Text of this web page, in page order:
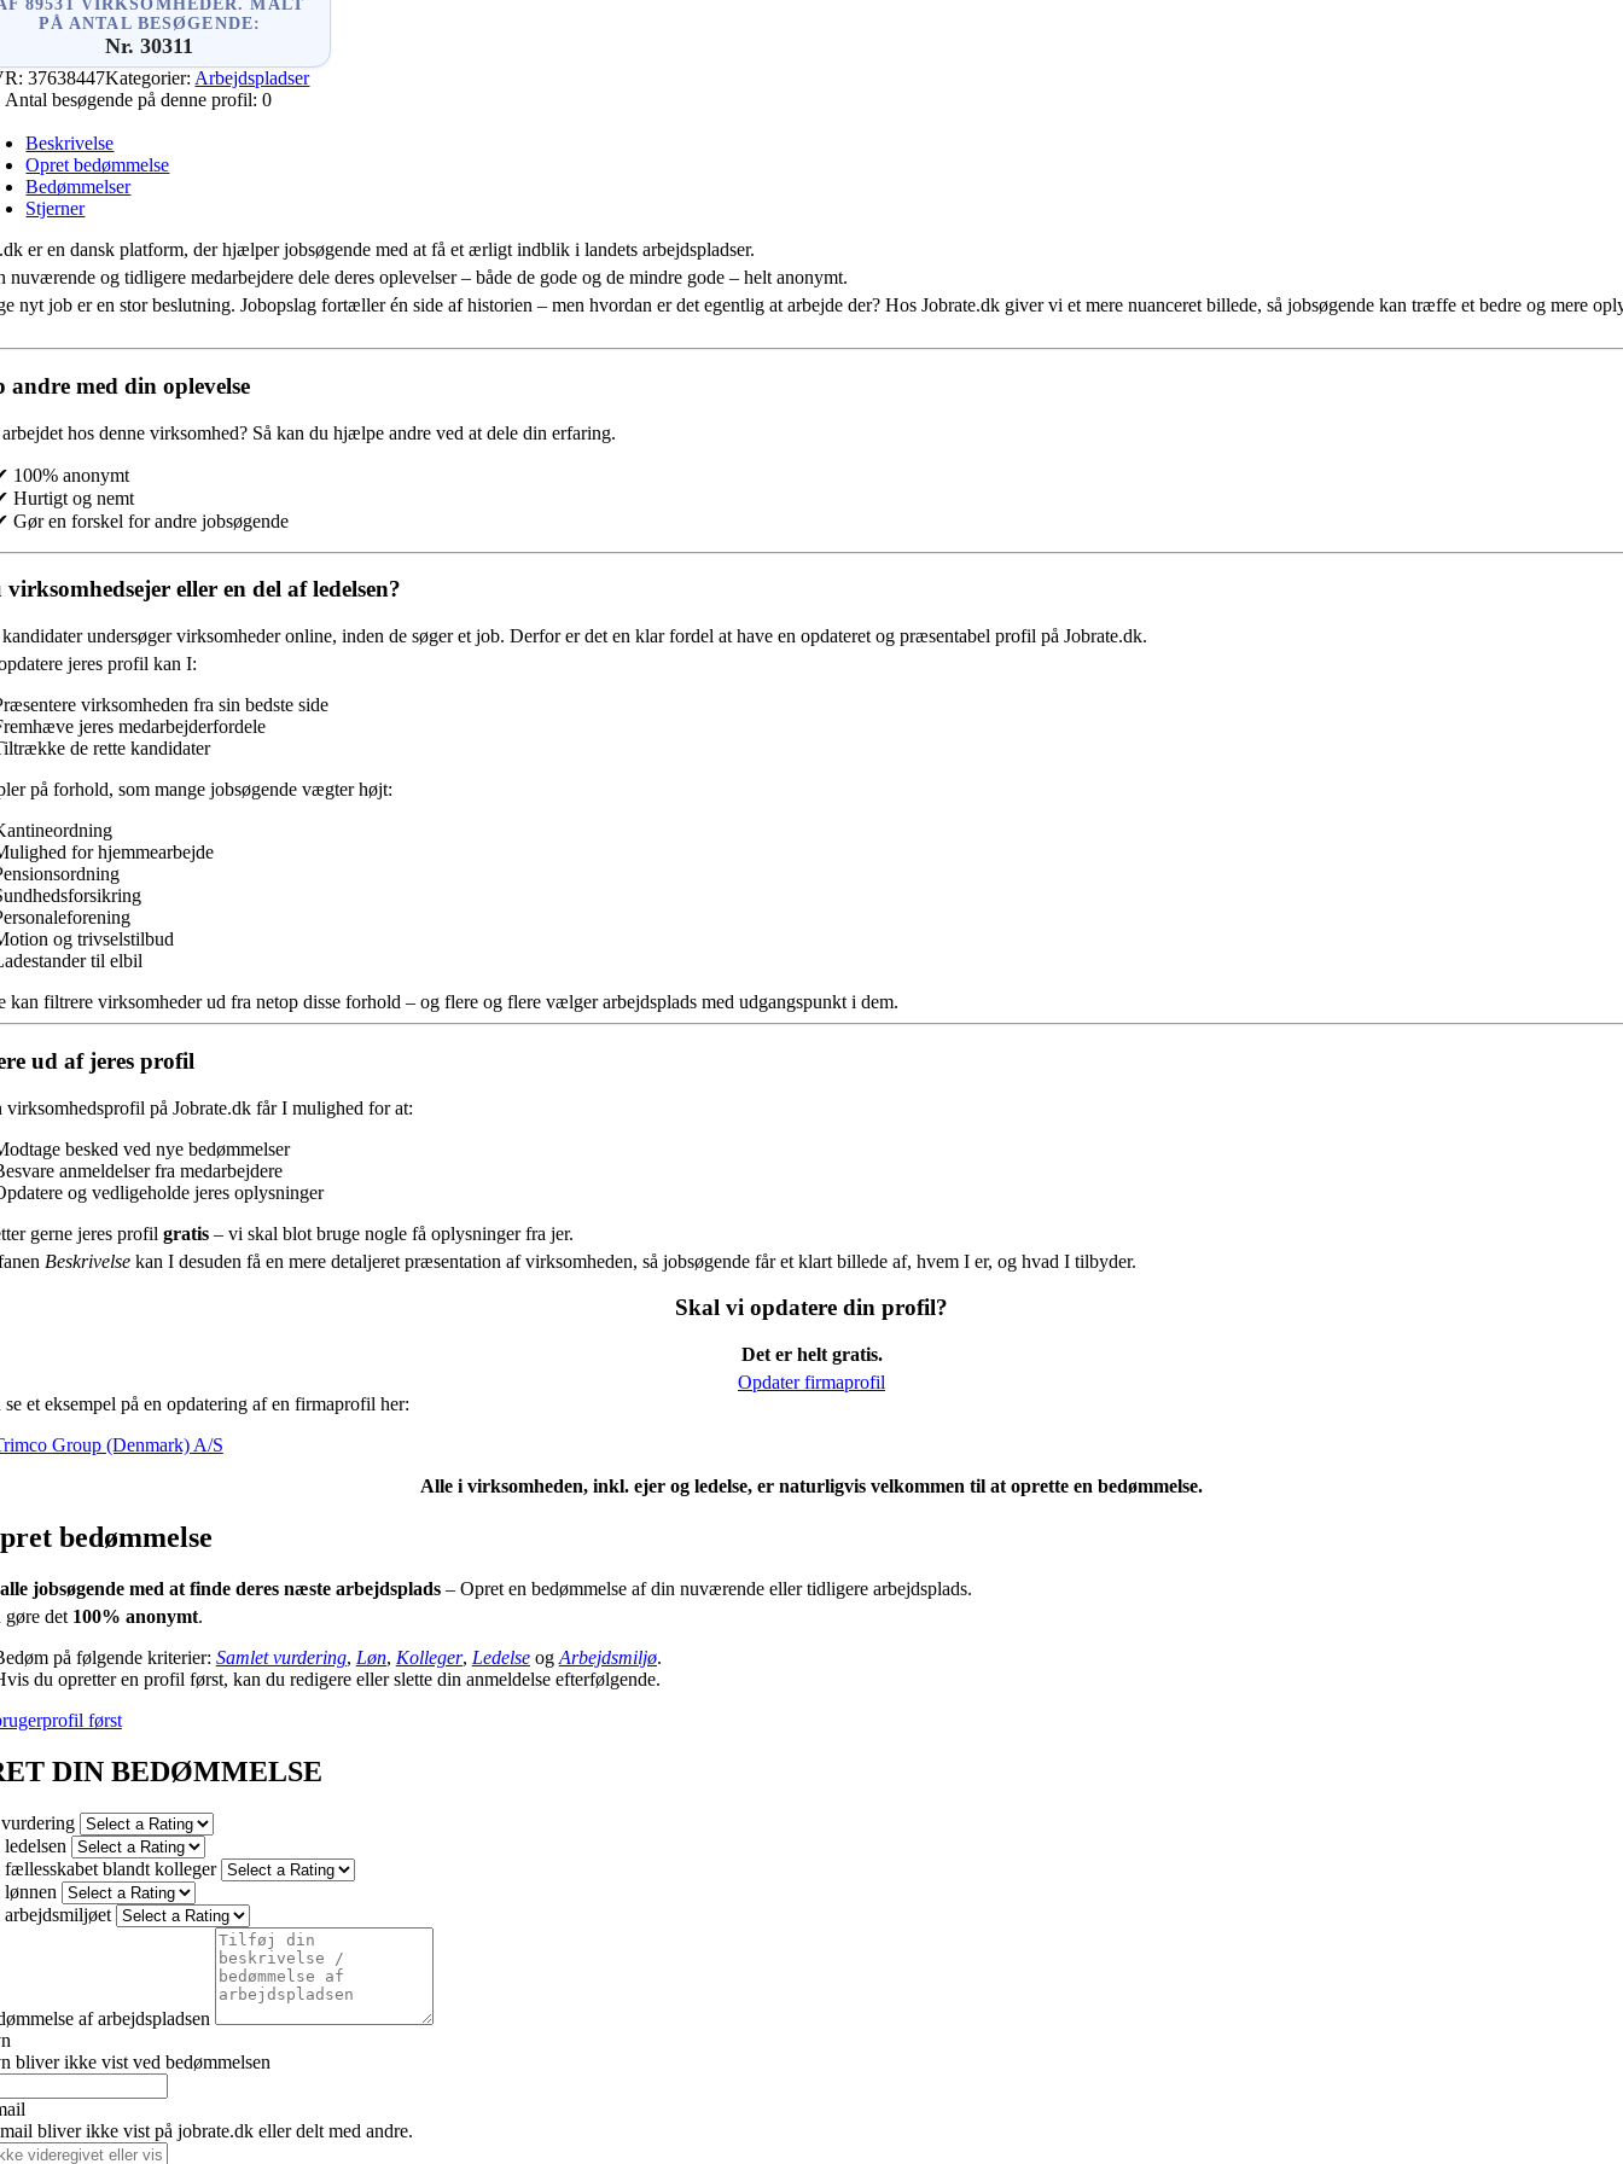
89531 VIRKSOMHEDER. MÅLT
PÅ ANTAL BESØGENDE:
Nr. 30311
37638447Kategorier: Arbejdspladser
Antal besøgende på denne profil: 0
Beskrivelse
Opret bedømmelse
Bedømmelser
Stjerner
er en dansk platform, der hjælper jobsøgende med at få et ærligt indblik i landets arbejdspladser.
nuværende og tidligere medarbejdere dele deres oplevelser – både de gode og de mindre gode – helt anonymt.
nyt job er en stor beslutning. Jobopslag fortæller én side af historien – men hvordan er det egentlig at arbejde der? Hos Jobrate.dk giver vi et mere nuanceret billede, så jobsøgende kan træffe et bedre og mere
med din oplevelse
hos denne virksomhed?Så kan du hjælpe andre ved at dele din erfaring.
100% anonymt
Hurtigt og nemt
Gør en forskel for andre jobsøgende
eller en del af ledelsen?
undersøger virksomheder online, inden de søger et job. Derfor er det en klar fordel at have en opdateret og præsentabel profil på Jobrate.dk.
jeres profil kan I:
virksomheden fra sin bedste side
jeres medarbejderfordele
de rette kandidater
på forhold, som mange jobsøgende vægter højt:
for hjemmearbejde
og trivselstilbud
til elbil
kan filtrere virksomheder ud fra netop disse forhold – og flere og flere vælger arbejdsplads med udgangspunkt i dem.
ud af jeres profil
virksomhedsprofil på Jobrate.dk får I mulighed for at:
besked ved nye bedømmelser
anmeldelser fra medarbejdere
og vedligeholde jeres oplysninger
gerne jeres profil gratis– vi skal blot bruge nogle få oplysninger fra jer.
Beskrivelsekan I desuden få en mere detaljeret præsentation af virksomheden, så jobsøgende får et klart billede af, hvem I er, og hvad I tilbyder.
Skal vi opdatere din profil?
Det er helt gratis.
Opdater firmaprofil
et eksempel på en opdatering af en firmaprofil her:
Group (Denmark) A/S
Alle i virksomheden, inkl. ejer og ledelse, er naturligvis velkommen til at oprette en bedømmelse.
bedømmelse
jobsøgende med at finde deres næste arbejdsplads– Opret en bedømmelse af din nuværende eller tidligere arbejdsplads.
det100% anonymt.
på følgende kriterier: Samlet vurdering, Løn, Kolleger, Ledelseog Arbejdsmiljø.
du opretter en profil først, kan du redigere eller slette din anmeldelse efterfølgende.
først
DIN BEDØMMELSE
fællesskabet blandt kolleger
af arbejdspladsen
bliver ikke vist ved bedømmelsen
bliver ikke vist på jobrate.dk eller delt med andre.